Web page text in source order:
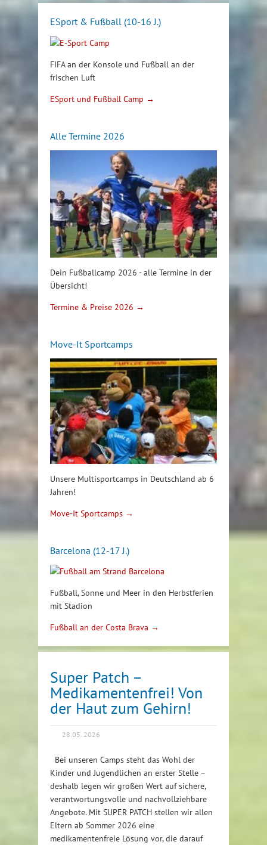
ESport & Fußball (10-16 J.)
FIFA an der Konsole und Fußball an der
frischen Luft
ESport und Fußball Camp →
Alle Termine 2026
Dein Fußballcamp 2026 - alle Termine in der
Übersicht!
Termine & Preise 2026 →
Move-It Sportcamps
Unsere Multisportcamps in Deutschland ab 6
Jahren!
Move-It Sportcamps →
Barcelona (12-17 J.)
Fußball, Sonne und Meer in den Herbstferien
mit Stadion
Fußball an der Costa Brava →
Super Patch –
Medikamentenfrei! Von
der Haut zum Gehirn!
28.05. 2026
Bei unseren Camps steht das Wohl der
Kinder und Jugendlichen an erster Stelle –
deshalb legen wir großen Wert auf sichere,
verantwortungsvolle und nachvollziehbare
Angebote. Mit SUPER PATCH stellen wir allen
Eltern ab Sommer 2026 eine
medikamentenfreie Lösung vor, die darauf